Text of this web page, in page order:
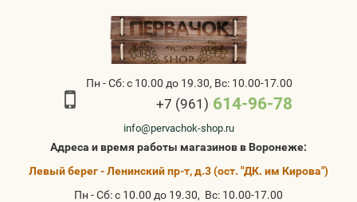
Пн - Сб: с 10.00 до 19.30, Вс: 10.00-17.00
+7 (961) 614-96-78
info@pervachok-shop.ru
Адреса и время работы магазинов в Воронеже:
Левый берег - Ленинский пр-т, д.3 (ост. "ДК. им Кирова")
Пн - Сб: с 10.00 до 19.30, Вс: 10.00-17.00